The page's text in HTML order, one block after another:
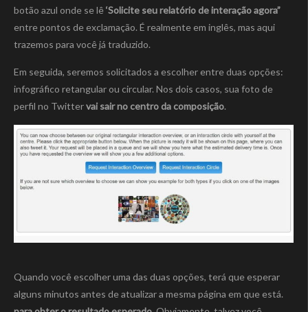
botão azul onde se lê‘Solicite seu relatório de interação agora”
entre pontos de exclamação. É realmente em inglês, mas aqui
trazemos para você já traduzido.
Em seguida, seremos solicitados a escolher entre duas opções:
infográfico retangular ou circular. Nos dois casos, sua foto de
perfil no Twittervai sair no centro da composição.
Quando você escolher uma das duas opções, terá que esperar
alguns minutos antes de atualizar a mesma página em que está.